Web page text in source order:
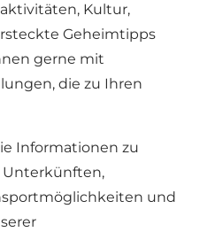
Kultur,
Geheimtipps
gerne mit
die zu Ihren
Informationen zu
Unterkünften,
und